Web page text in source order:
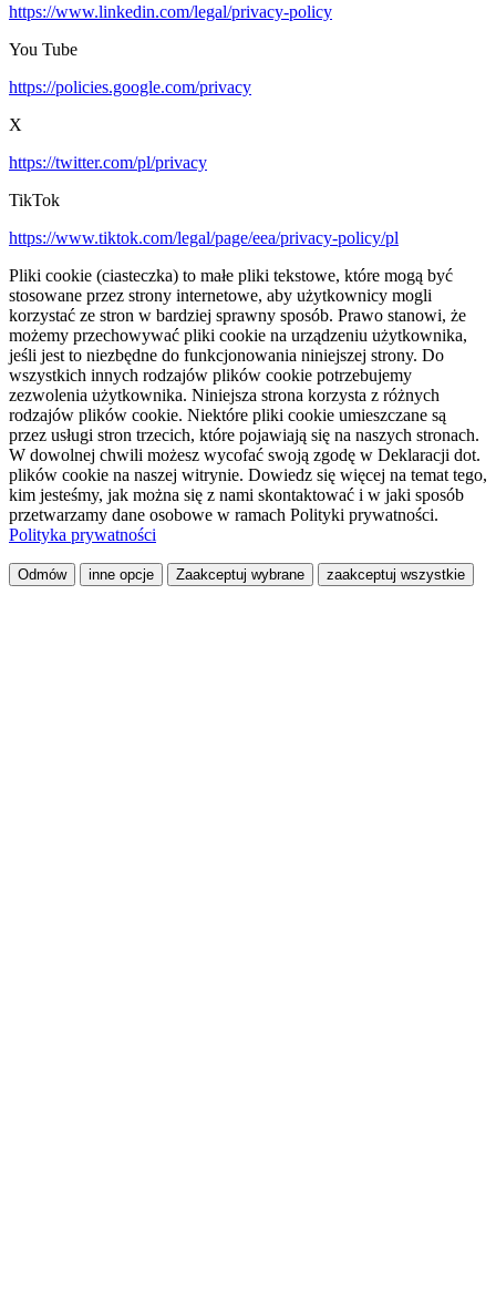
https://www.linkedin.com/legal/privacy-policy
You Tube
https://policies.google.com/privacy
X
https://twitter.com/pl/privacy
TikTok
https://www.tiktok.com/legal/page/eea/privacy-policy/pl
Pliki cookie (ciasteczka) to małe pliki tekstowe, które mogą być
stosowane przez strony internetowe, aby użytkownicy mogli
korzystać ze stron w bardziej sprawny sposób. Prawo stanowi, że
możemy przechowywać pliki cookie na urządzeniu użytkownika,
jeśli jest to niezbędne do funkcjonowania niniejszej strony. Do
wszystkich innych rodzajów plików cookie potrzebujemy
zezwolenia użytkownika. Niniejsza strona korzysta z różnych
rodzajów plików cookie. Niektóre pliki cookie umieszczane są
przez usługi stron trzecich, które pojawiają się na naszych stronach.
W dowolnej chwili możesz wycofać swoją zgodę w Deklaracji dot.
plików cookie na naszej witrynie. Dowiedz się więcej na temat tego,
kim jesteśmy, jak można się z nami skontaktować i w jaki sposób
przetwarzamy dane osobowe w ramach Polityki prywatności.
Polityka prywatności
Odmów inne opcje Zaakceptuj wybrane zaakceptuj wszystkie